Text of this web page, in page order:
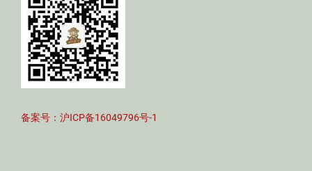
备案号：沪ICP备16049796号-1